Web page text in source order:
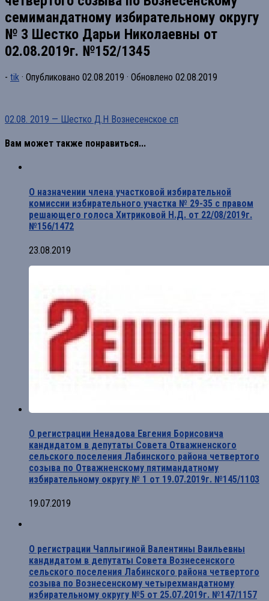
семимандатному избирательному округу
№ 3 Шестко Дарьи Николаевны от
02.08.2019г. №152/1345
- tik · Опубликовано 02.08.2019 · Обновлено 02.08.2019
02.08. 2019 — Шестко Д.Н Вознесенское сп
Вам может также понравиться...
О назначении члена участковой избирательной
комиссии избирательного участка № 29-35 с правом
решающего голоса Хитриковой Н.Д. от 22/08/2019г.
№156/1472
23.08.2019
О регистрации Ненадова Евгения Борисовича
кандидатом в депутаты Совета Отважненского
сельского поселения Лабинского района четвертого
созыва по Отважненскому пятимандатному
избирательному округу № 1 от 19.07.2019г. №145/1103
19.07.2019
О регистрации Чаплыгиной Валентины Ваильевны
кандидатом в депутаты Совета Вознесенского
сельского поселения Лабинского района четвертого
созыва по Вознесенскому четырехмандатному
избирательному округу №5 от 25.07.2019г. №147/1157